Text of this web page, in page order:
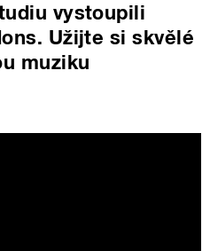
vystoupili
Užijte si skvělé
muziku